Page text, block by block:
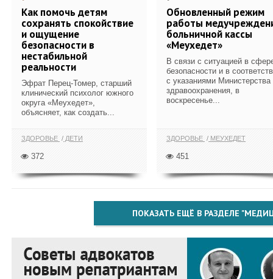
Как помочь детям
сохранять спокойствие
и ощущение
безопасности в
нестабильной
реальности
Эфрат Перец-Томер, старший
клинический психолог южного
округа «Меухедет»,
объясняет, как создать...
ЗДОРОВЬЕ ДЕТИ
372
Обновленный режим
работы
больничной кассы
«Меухедет»
В связи с ситуацией в
безопасности и в
с указаниями Министерства
здравоохранения, в
воскресенье...
ЗДОРОВЬЕ МЕУХЕДЕТ
451
ПОКАЗАТЬ ЕЩЁ В РАЗДЕЛЕ